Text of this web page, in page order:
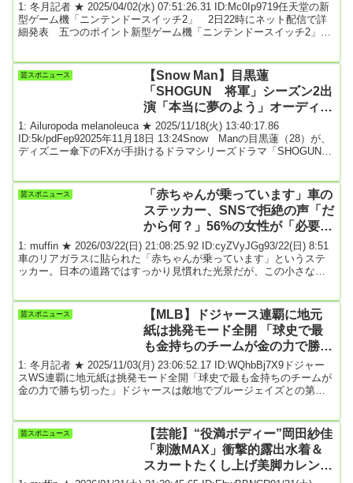
ント
1: 冬月記者 ★ 2025/04/02(水) 07:51:26.31 ID:Mc0Ip9719任天堂の新
型ゲーム機「ニンテンドースイッチ2」 2日22時にネット配信で詳
細発表 五つのポイント新型ゲーム機「ニンテンドースイッチ2」の
るわけですが、注目すべき五つのポイントを挙げます。一つ目は発
売日です。現時点では年内発売が明かされているだけ。より詳細の
タイミングが気になるわけ...
芸スポニュース
【Snow Man】目黒蓮
「SHOGUN 将軍」シーズン2出
演「本当に夢のよう」オーディシ
ョンに合格し感激
1: Ailuropoda melanoleuca ★ 2025/11/18(火) 13:40:17.86
ID:5k/pdFep92025年11月18日 13:24Snow Manの目黒蓮（28）が、
ディズニー傘下のFXが手掛けるドラマシリーズドラマ「SHOGUN
合格し「本当に夢のようです」と感激。「たくさんの方が積み上げ
てきたものをしっかりと受け取って、SHOGUNと...
芸スポニュース
「赤ちゃんが乗っています」車の
ステッカー、SNSで拒絶の声「だ
から何？」56%の女性が「必要な
い」と回答 ★3
1: muffin ★ 2026/03/22(日) 21:08:25.92 ID:cyZVyJGg93/22(日) 8:51
車のリアガラスに貼られた「赤ちゃんが乗っています」というステ
ッカー。日本の道路ではすっかり見慣れた光景だが、この小さな表
ます」を見ると、なぜ身構えてしまうのか――「だから何？」「ど
うすればいいの？」 SNSでも賛否、公道における心理的な摩擦の正
芸スポニュース
【MLB】ドジャース連覇に地元
紙は挑発モード全開 「球史で最
も金持ちのチームが金の力で勝ち
切った」
1: 冬月記者 ★ 2025/11/03(月) 23:06:52.17 ID:WQhbBj7X9ドジャー
スWS連覇に地元紙は挑発モード全開「球史で最も金持ちのチームが
金の力で勝ち切った」ドジャースは敵地でブルージェイズとの第７
７）が同点の９回途中から６番手で登板し、２イニング⅔を１安打無
失点。今ＷＳ３勝目を挙げ、日本選手では２００９年ヤンキースの
松井秀喜以来、１６年ぶり２人目の...
芸スポニュース
【芸能】“役満ボディー”岡田紗佳
「刺激MAX」衝撃的露出水着＆
スカートたくし上げ美脚カレンダ